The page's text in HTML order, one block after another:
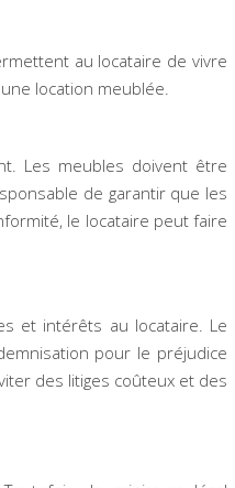
au locataire de vivre
location meublée.
Les meubles doivent être
de garantir que les
le locataire peut faire
et intérêts au locataire. Le
pour le préjudice
des litiges coûteux et des